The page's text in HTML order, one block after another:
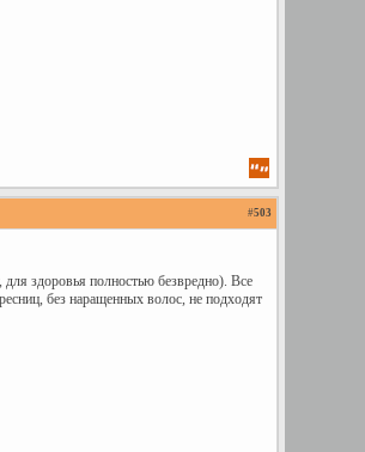
#503
здоровья полностью безвредно). Все
без наращенных волос, не подходят